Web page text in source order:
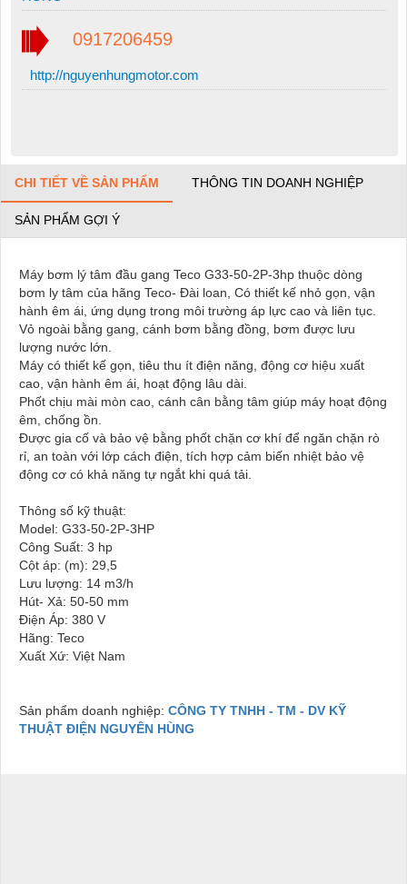
0917206459
http://nguyenhungmotor.com
CHI TIẾT VỀ SẢN PHẨM THÔNG TIN DOANH NGHIỆP
SẢN PHẨM GỢI Ý
Máy bơm lý tâm đầu gang Teco G33-50-2P-3hp thuộc dòng
bơm ly tâm của hãng Teco- Đài loan, Có thiết kế nhỏ gọn, vận
hành êm ái, ứng dụng trong môi trường áp lực cao và liên tục.
Vỏ ngoài bằng gang, cánh bơm bằng đồng, bơm được lưu
lượng nước lớn.
Máy có thiết kế gọn, tiêu thu ít điện năng, động cơ hiệu xuất
cao, vận hành êm ái, hoạt động lâu dài.
Phốt chịu mài mòn cao, cánh cân bằng tâm giúp máy hoạt động
êm, chống ồn.
Được gia cố và bảo vệ bằng phốt chặn cơ khí để ngăn chặn rò
rỉ, an toàn với lớp cách điện, tích hợp cảm biến nhiệt bảo vệ
động cơ có khả năng tự ngắt khi quá tải.
Thông số kỹ thuật:
Model: G33-50-2P-3HP
Công Suất: 3 hp
Cột áp: (m): 29,5
Lưu lượng: 14 m3/h
Hút- Xả: 50-50 mm
Điện Áp: 380 V
Hãng: Teco
Xuất Xứ: Việt Nam
Sản phẩm doanh nghiệp: CÔNG TY TNHH - TM - DV KỸ
THUẬT ĐIỆN NGUYÊN HÙNG